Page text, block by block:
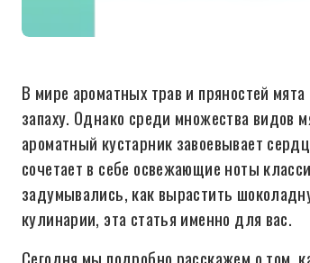
В мире ароматных трав и пряностей
запаху. Однако среди множества
ароматный кустарник завоевывает
сочетает в себе освежающие ноты
задумывались, как вырастить
кулинарии, эта статья именно для вас.